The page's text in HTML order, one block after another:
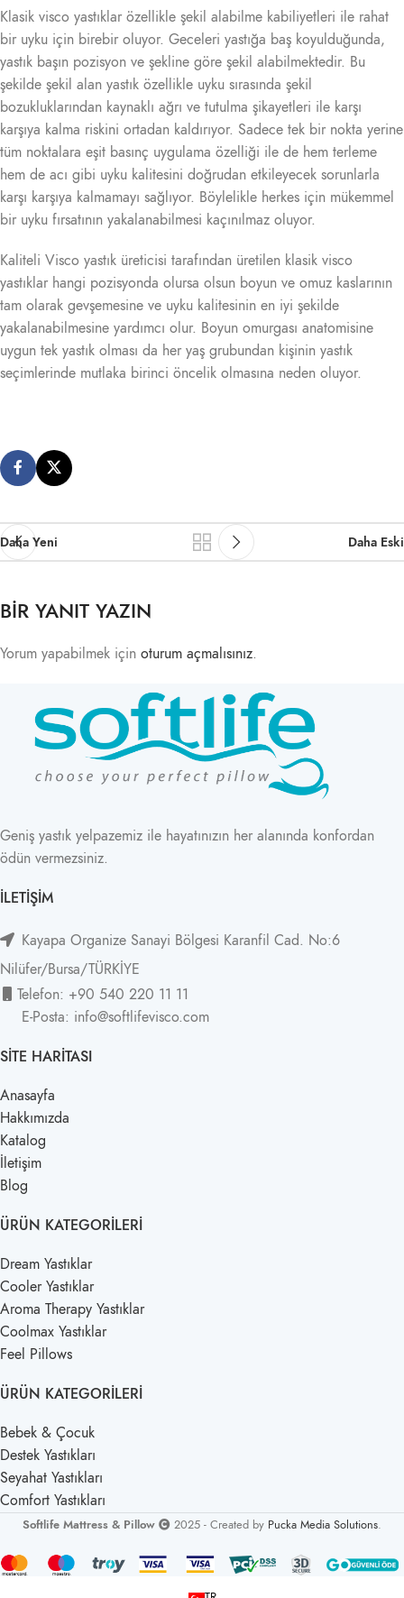
Klasik visco yastıklar özellikle şekil alabilme kabiliyetleri ile rahat
bir uyku için birebir oluyor. Geceleri yastığa baş koyulduğunda,
yastık başın pozisyon ve şekline göre şekil alabilmektedir. Bu
şekilde şekil alan yastık özellikle uyku sırasında şekil
bozukluklarından kaynaklı ağrı ve tutulma şikayetleri ile karşı
karşıya kalma riskini ortadan kaldırıyor. Sadece tek bir nokta yerine
tüm noktalara eşit basınç uygulama özelliği ile de hem terleme
hem de acı gibi uyku kalitesini doğrudan etkileyecek sorunlarla
karşı karşıya kalmamayı sağlıyor. Böylelikle herkes için mükemmel
bir uyku fırsatının yakalanabilmesi kaçınılmaz oluyor.
Kaliteli Visco yastık üreticisi tarafından üretilen klasik visco
yastıklar hangi pozisyonda olursa olsun boyun ve omuz kaslarının
tam olarak gevşemesine ve uyku kalitesinin en iyi şekilde
yakalanabilmesine yardımcı olur. Boyun omurgası anatomisine
uygun tek yastık olması da her yaş grubundan kişinin yastık
seçimlerinde mutlaka birinci öncelik olmasına neden oluyor.
Daha Yeni Daha Eski
BIR YANIT YAZIN
Yorum yapabilmek için oturum açmalısınız.
Geniş yastık yelpazemiz ile hayatınızın her alanında konfordan
ödün vermezsiniz.
İLETIŞIM
Kayapa Organize Sanayi Bölgesi Karanfil Cad. No:6
Nilüfer/Bursa/TÜRKİYE
Telefon: +90 540 220 11 11
E-Posta: info@softlifevisco.com
SITE HARITASI
Anasayfa
Hakkımızda
Katalog
İletişim
Blog
ÜRÜN KATEGORILERI
Dream Yastıklar
Cooler Yastıklar
Aroma Therapy Yastıklar
Coolmax Yastıklar
Feel Pillows
ÜRÜN KATEGORILERI
Bebek & Çocuk
Destek Yastıkları
Seyahat Yastıkları
Comfort Yastıkları
Softlife Mattress & Pillow 2025 - Created by Pucka Media Solutions.